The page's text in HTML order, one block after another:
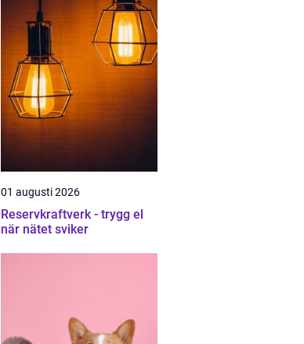
01 augusti 2026
Reservkraftverk - trygg el
när nätet sviker